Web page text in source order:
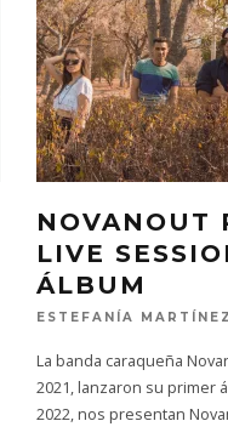
NOVANOUT
LIVE
ÁLBUM
ESTEFANÍA MARTÍNEZ
La banda caraqueña
2021, lanzaron su primer
2022, nos presentan